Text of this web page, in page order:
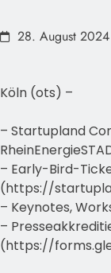
28. August 2024
Köln (ots) –
– Startupland
– Early-Bird-
(https://
– Keynotes,
–
(https://